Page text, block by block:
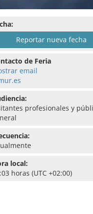
Reportar nueva fecha
de Feria
email
profesionales y
local:
horas (UTC +02:00)